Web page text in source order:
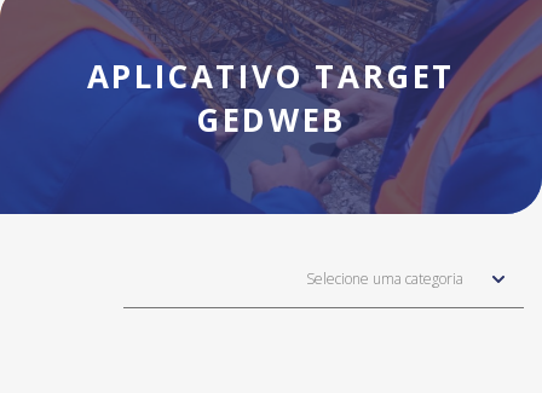
APLICATIVO TARGET
GEDWEB
Selecione uma categoria